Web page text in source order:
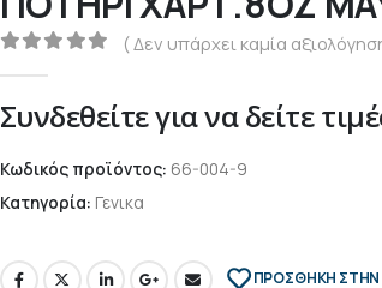
( Δεν υπάρχει καμία
Συνδεθείτε για να δείτε
Κωδικός προϊόντος: 66-004-9
Κατηγορία: Γενικα
ΠΡΌΣΘΉΚΗ ΣΤΗΝ